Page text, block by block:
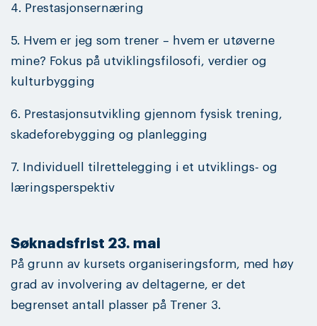
4. Prestasjonsernæring
5. Hvem er jeg som trener – hvem er utøverne
mine? Fokus på utviklingsfilosofi, verdier og
kulturbygging
6. Prestasjonsutvikling gjennom fysisk trening,
skadeforebygging og planlegging
7. Individuell tilrettelegging i et utviklings- og
læringsperspektiv
Søknadsfrist 23. mai
På grunn av kursets organiseringsform, med høy
grad av involvering av deltagerne, er det
begrenset antall plasser på Trener 3.